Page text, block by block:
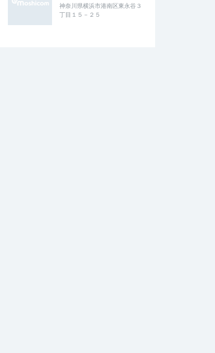
神奈川県横浜市港南区東永谷３
丁目１５－２５